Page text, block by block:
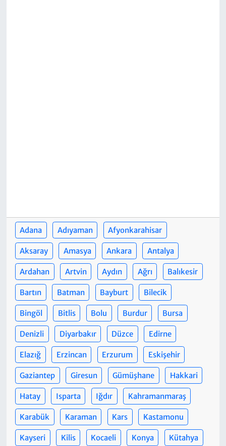
Adana Adıyaman Afyonkarahisar
Aksaray Amasya Ankara Antalya
Ardahan Artvin Aydın Ağrı Balıkesir
Bartın Batman Bayburt Bilecik
Bingöl Bitlis Bolu Burdur Bursa
Denizli Diyarbakır Düzce Edirne
Elazığ Erzincan Erzurum Eskişehir
Gaziantep Giresun Gümüşhane Hakkari
Hatay Isparta Iğdır Kahramanmaraş
Karabük Karaman Kars Kastamonu
Kayseri Kilis Kocaeli Konya Kütahya